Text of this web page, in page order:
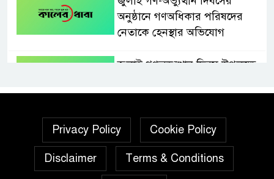
অনুষ্ঠানে গণঅধিকার পরিষদের
নেতাকে হেনস্থার অভিযোগ
জুলাই গণঅভ্যুত্থান দিবস উপলক্ষে
পালিত
গৌরনদীতে নিরাপদ অভিবাসন ও
দক্ষতা উন্নয়ন শীর্ষক সেমিনার
অনুষ্ঠিত,
Privacy Policy Cookie Policy
Disclaimer Terms & Conditions